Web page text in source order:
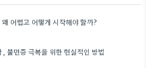
어렵고 어떻게 시작해야 할까?
, 불면증 극복을 위한 현실적인 방법